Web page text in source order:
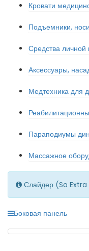
Кровати
Подъемники,
Средства личной
Аксессуары,
Медтехника для
Параподиумы
Массажное
Слайдер (So Extra
Боковая панель